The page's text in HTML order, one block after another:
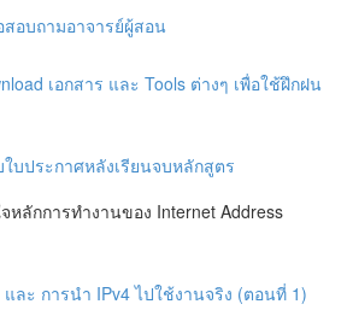
อบถามอาจารย์ผู้สอน
เอกสาร และ Tools ต่างๆ เพื่อใช้ฝึกฝน
บประกาศหลังเรียนจบหลักสูตร
หลักการทำงานของ Internet Address
และ การนำ IPv4 ไปใช้งานจริง (ตอนที่ 1)